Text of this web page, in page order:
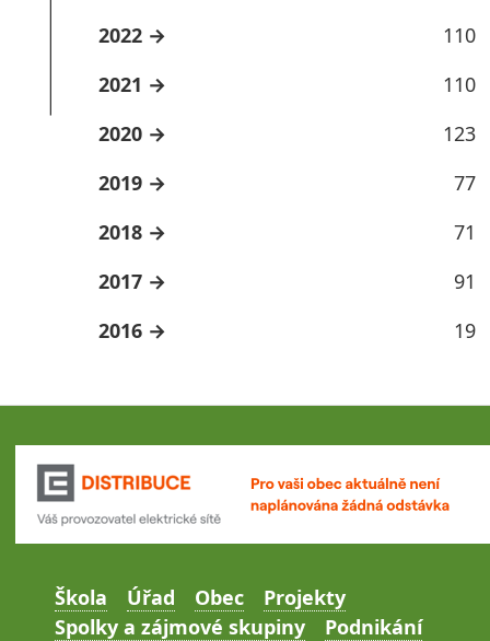
2022
110
2021
110
2020
123
2019
77
2018
71
2017
91
2016
19
Škola Úřad Obec
Projekty
Spolky a zájmové skupiny
Podnikání